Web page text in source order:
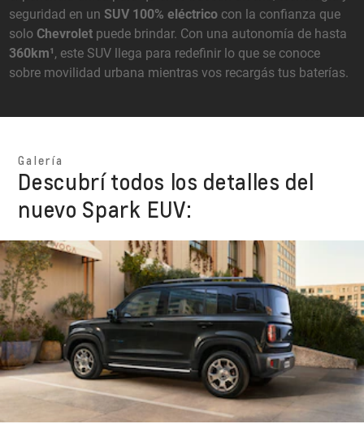
seguridad en un SUV 100% eléctrico con la confianza que
solo Chevrolet puede brindar. Con una autonomía de hasta
360km¹, este SUV llega para redefinir lo que se conoce
sobre movilidad urbana mientras vos recargás tus baterías.
Galería
Descubrí todos los detalles del
nuevo Spark EUV: